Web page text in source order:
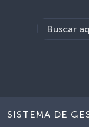
SISTEMA DE